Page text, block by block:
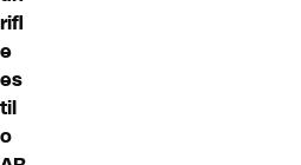
rifl
e
es
til
o